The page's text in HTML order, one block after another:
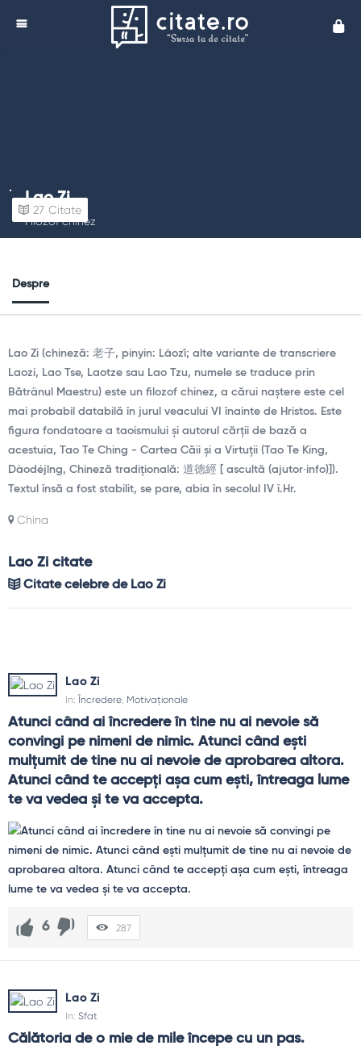
Lao Zi
Filozof chinez
27 Citate
Despre
Lao Zi (chineză: 老子, pinyin: Lǎozǐ; alte variante de transcriere
Laozi, Lao Tse, Laotze sau Lao Tzu, numele se traduce prin
Bătrânul Maestru) este un filozof chinez, a cărui naștere este cel
mai probabil databilă în jurul veacului VI înainte de Hristos. Este
figura fondatoare a taoismului și autorul cărții de bază a
acestuia, Tao Te Ching - Cartea Căii și a Virtuții (Tao Te King,
Dàodéjīng, Chineză tradițională: 道德經 [ ascultă (ajutor·info)]).
Textul însă a fost stabilit, se pare, abia în secolul IV î.Hr.
China
Lao Zi citate
Citate celebre de Lao Zi
Lao Zi
In: Încredere, Motivaționale
Atunci când ai încredere în tine nu ai nevoie să
convingi pe nimeni de nimic. Atunci când eşti
mulţumit de tine nu ai nevoie de aprobarea altora.
Atunci când te accepţi aşa cum eşti, întreaga lume
te va vedea şi te va accepta.
6 287
Lao Zi
In: Sfat
Călătoria de o mie de mile începe cu un pas.